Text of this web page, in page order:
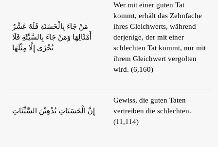
مَنْ جَاءَ بِالْحَسَنَةِ فَلَهُ عَشْرُ
أَمْثَالِهَا وَمَنْ جَاءَ بِالسَّيِّئَةِ فَلَا
يُجْزَى إِلَّا مِثْلَهَا
Wer mit einer guten Tat
kommt, erhält das Zehnfache
ihres Gleichwerts, während
derjenige, der mit einer
schlechten Tat kommt, nur mit
ihrem Gleichwert vergolten
wird. (6,160)
إِنَّ الْحَسَنَاتِ يُذْهِبْنَ السَّيِّئَاتِ
Gewiss, die guten Taten
vertreiben die schlechten.
(11,114)